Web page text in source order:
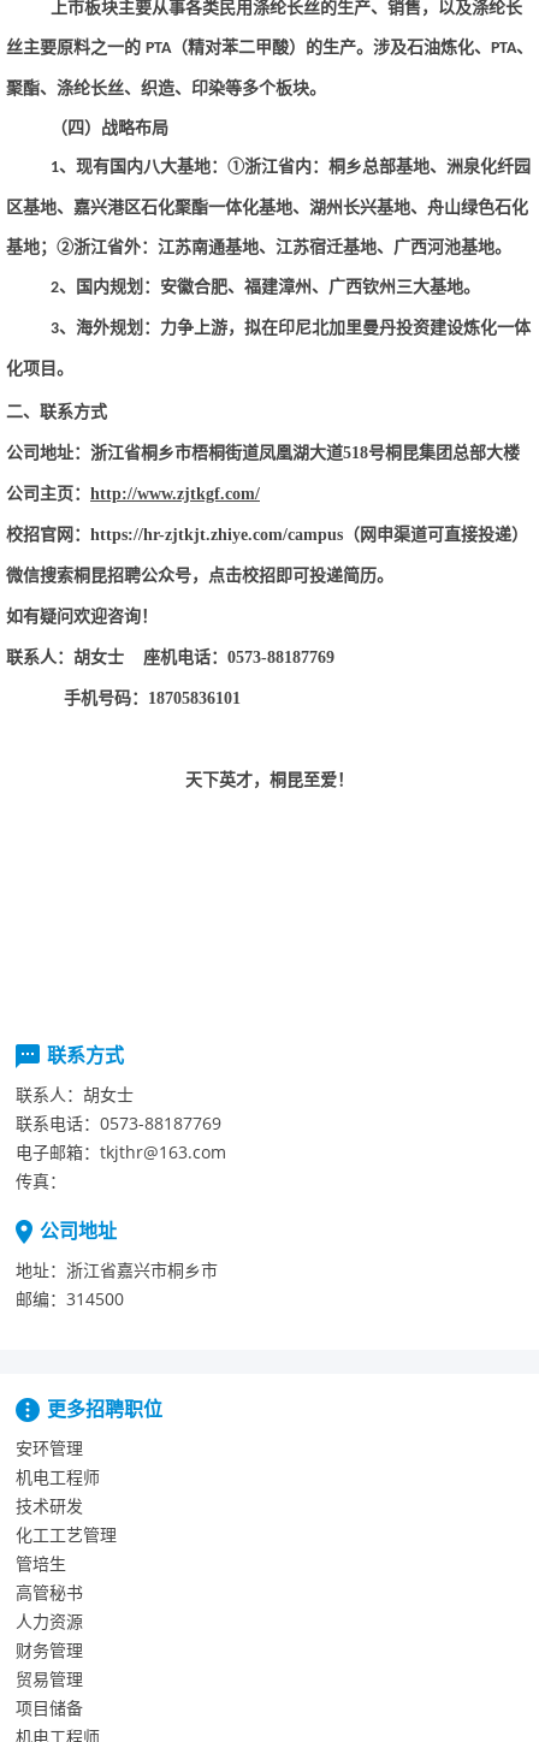
上市板块主要从事各类民用涤纶长丝的生产、销售，以及涤纶长
丝主要原料之一的 PTA（精对苯二甲酸）的生产。涉及石油炼化、 PTA、
聚酯、涤纶长丝、织造、印染等多个板块。
（四）战略布局
1、现有国内八大基地：①浙江省内：桐乡总部基地、洲泉化纤园
区基地、嘉兴港区石化聚酯一体化基地、湖州长兴基地、舟山绿色石化
基地；②浙江省外：江苏南通基地、江苏宿迁基地、广西河池基地。
2、国内规划：安徽合肥、福建漳州、广西钦州三大基地。
3、海外规划：力争上游，拟在印尼北加里曼丹投资建设炼化一体
化项目。
二、联系方式
公司地址：浙江省桐乡市梧桐街道凤凰湖大道518号桐昆集团总部大楼
公司主页： http://www.zjtkgf.com/
校招官网：https://hr-zjtkjt.zhiye.com/campus（网申渠道可直接投递）
微信搜索桐昆招聘公众号，点击校招即可投递简历。
如有疑问欢迎咨询！
联系人：胡女士 座机电话：0573-88187769
手机号码：18705836101
天下英才，桐昆至爱！
联系方式
联系人： 胡女士
联系电话： 0573-88187769
电子邮箱： tkjthr@163.com
传真：
公司地址
地址： 浙江省嘉兴市桐乡市
邮编： 314500
更多招聘职位
安环管理
机电工程师
技术研发
化工工艺管理
管培生
高管秘书
人力资源
财务管理
贸易管理
项目储备
机电工程师